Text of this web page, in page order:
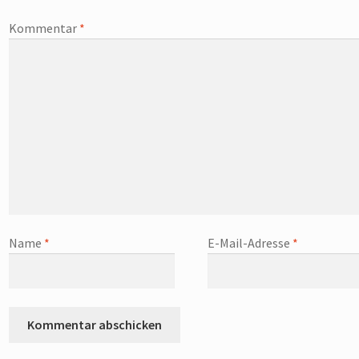
Kommentar *
Name * E-Mail-Adresse *